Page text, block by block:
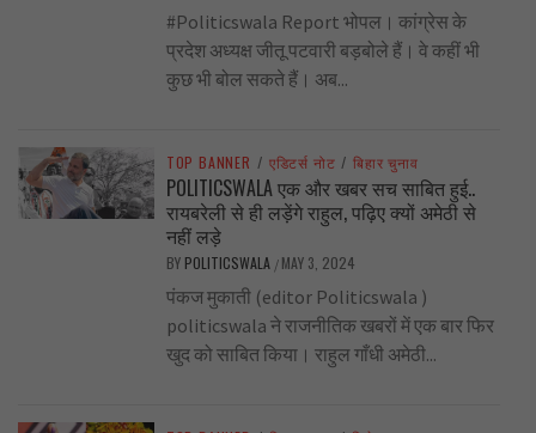
#Politicswala Report भोपल। कांग्रेस के
प्रदेश अध्यक्ष जीतू पटवारी बड़बोले हैं। वे कहीं भी
कुछ भी बोल सकते हैं। अब...
TOP BANNER / एडिटर्स नोट / बिहार चुनाव
POLITICSWALA एक और खबर सच साबित हुई..
रायबरेली से ही लड़ेंगे राहुल, पढ़िए क्यों अमेठी से
नहीं लड़े
BY POLITICSWALA / MAY 3, 2024
पंकज मुकाती (editor Politicswala )
politicswala ने राजनीतिक खबरों में एक बार फिर
खुद को साबित किया। राहुल गाँधी अमेठी...